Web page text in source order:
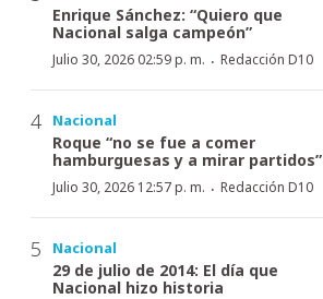
Enrique Sánchez: “Quiero que
Nacional salga campeón”
Julio 30, 2026 02:59 p. m. · Redacción D10
Nacional
Roque “no se fue a comer
hamburguesas y a mirar partidos”
Julio 30, 2026 12:57 p. m. · Redacción D10
Nacional
29 de julio de 2014: El día que
Nacional hizo historia